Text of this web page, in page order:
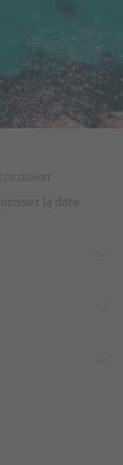
Sustainability
sur les villas
DE DÉPART